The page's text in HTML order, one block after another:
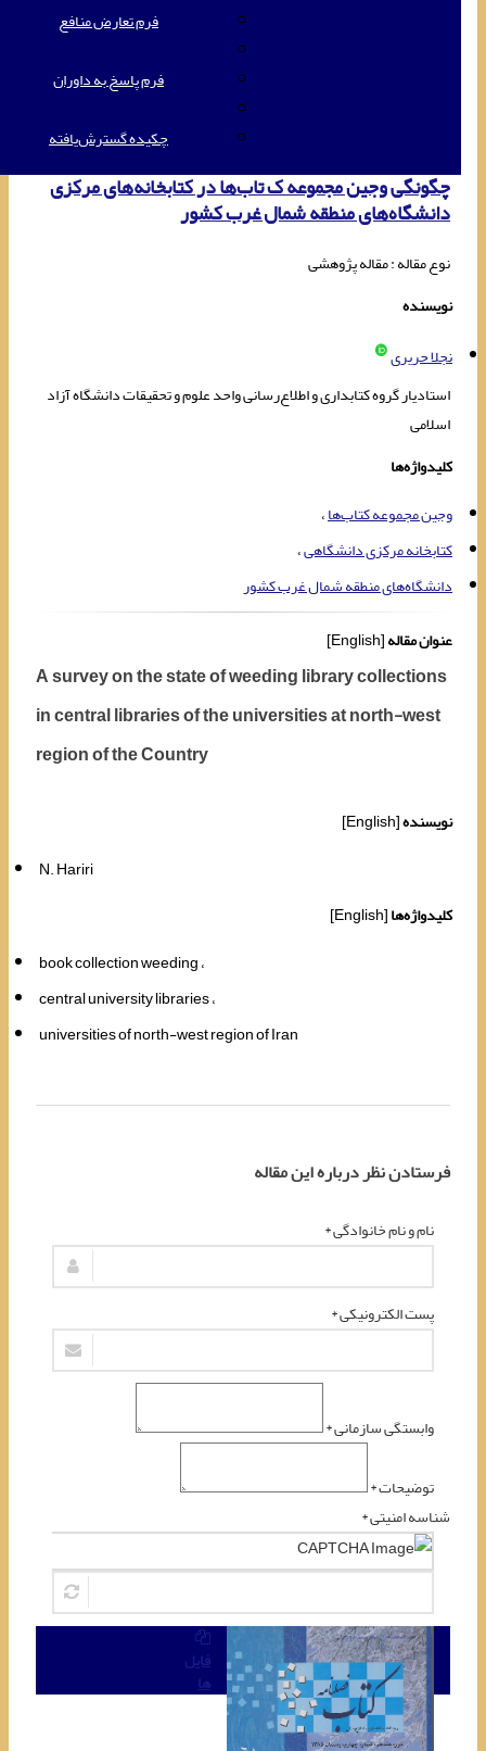
فرم تعارض منافع
فرم پاسخ به داوران
چکیده گسترش‌یافته
چگونگی وجین مجموعه ک تاب‌ها در کتابخانه‌های مرکزی
دانشگاه‌های منطقه شمال غرب کشور
نوع مقاله : مقاله پژوهشی
نویسنده
نجلا حریری
استادیار گروه کتابداری و اطلاع‌رسانی واحد علوم و تحقیقات دانشگاه آزاد
اسلامی
کلیدواژه‌ها
وجین مجموعه کتاب‌ها
کتابخانه مرکزی دانشگاهی
دانشگاه‌های منطقه شمال غرب کشور
عنوان مقاله[English]
A survey on the state of weeding library collections
in central libraries of the universities at north-west
region of the Country
نویسنده[English]
N. Hariri
کلیدواژه‌ها[English]
book collection weeding
central university libraries
universities of north-west region of Iran
فرستادن نظر درباره این مقاله
نام و نام خانوادگی *
پست الکترونیکی *
وابستگی سازمانی *
توضیحات *
شناسه امنیتی *
فایل
ها